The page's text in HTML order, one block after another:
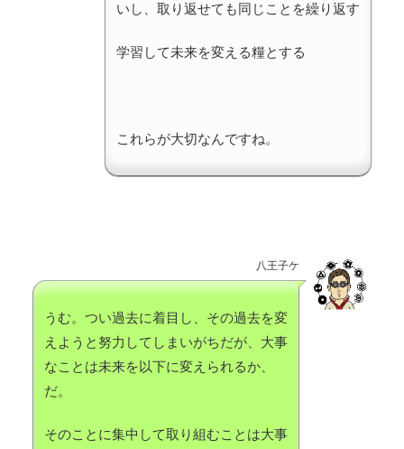
いし、取り返せても同じことを繰り返す
学習して未来を変える糧とする
これらが大切なんですね。
八王子ケ
うむ。つい過去に着目し、その過去を変
えようと努力してしまいがちだが、大事
なことは未来を以下に変えられるか、
だ。
そのことに集中して取り組むことは大事